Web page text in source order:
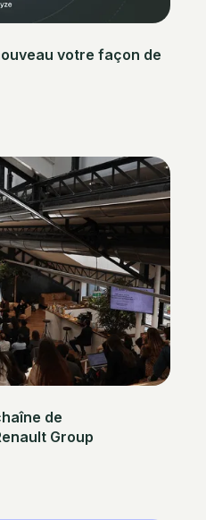
votre façon de
de
Group